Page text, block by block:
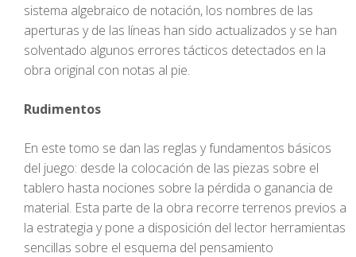
sistema algebraico de notación, los nombres de las
aperturas y de las líneas han sido actualizados y se han
solventado algunos errores tácticos detectados en la
obra original con notas al pie.
Rudimentos
En este tomo se dan las reglas y fundamentos básicos
del juego: desde la colocación de las piezas sobre el
tablero hasta nociones sobre la pérdida o ganancia de
material. Esta parte de la obra recorre terrenos previos a
la estrategia y pone a disposición del lector herramientas
sencillas sobre el esquema del pensamiento